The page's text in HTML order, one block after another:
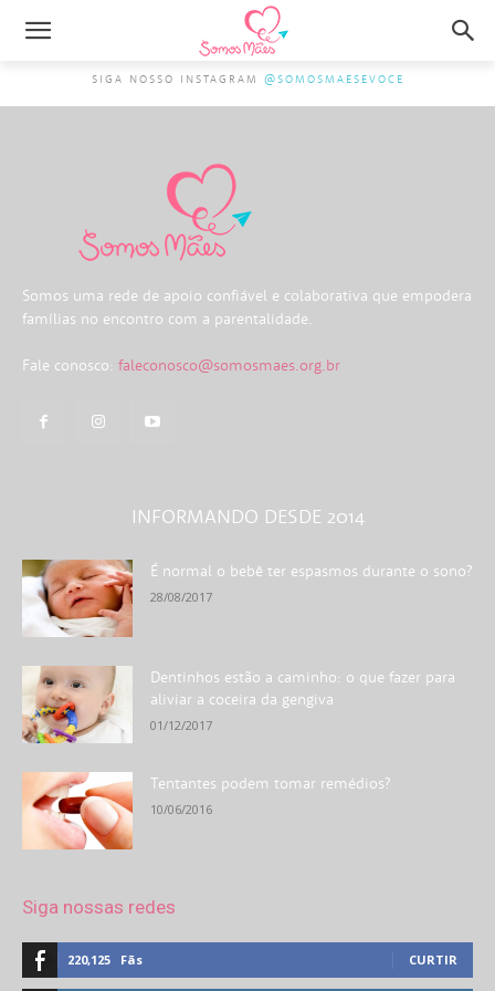
SIGA NOSSO INSTAGRAM @SOMOSMAESEVOCE
Somos uma rede de apoio confiável e colaborativa que empodera
famílias no encontro com a parentalidade.
Fale conosco: faleconosco@somosmaes.org.br
INFORMANDO DESDE 2014
É normal o bebê ter espasmos durante o sono?
28/08/2017
Dentinhos estão a caminho: o que fazer para
aliviar a coceira da gengiva
01/12/2017
Tentantes podem tomar remédios?
10/06/2016
Siga nossas redes
220,125 Fãs CURTIR